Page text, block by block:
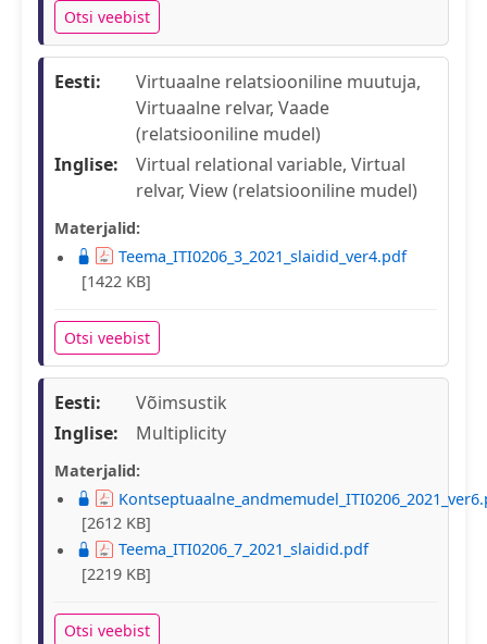
Otsi veebist
Eesti:
Virtuaalne relatsiooniline muutuja,
Virtuaalne relvar, Vaade
(relatsiooniline mudel)
Inglise:
Virtual relational variable, Virtual
relvar, View (relatsiooniline mudel)
Materjalid:
Teema_ITI0206_3_2021_slaidid_ver4.pdf
[1422 KB]
Otsi veebist
Eesti:
Võimsustik
Inglise:
Multiplicity
Materjalid:
[2612 KB]
Teema_ITI0206_7_2021_slaidid.pdf
[2219 KB]
Otsi veebist